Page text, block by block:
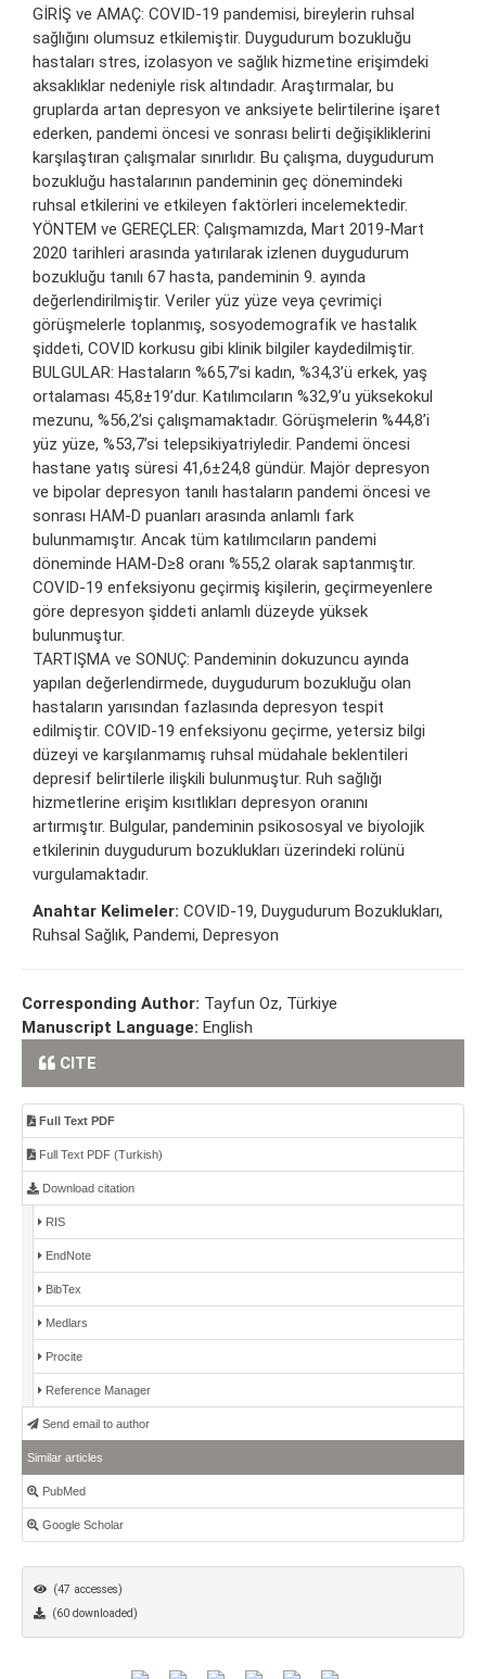
GİRİŞ ve AMAÇ: COVID-19 pandemisi, bireylerin ruhsal
sağlığını olumsuz etkilemiştir. Duygudurum bozukluğu
hastaları stres, izolasyon ve sağlık hizmetine erişimdeki
aksaklıklar nedeniyle risk altındadır. Araştırmalar, bu
gruplarda artan depresyon ve anksiyete belirtilerine işaret
ederken, pandemi öncesi ve sonrası belirti değişikliklerini
karşılaştıran çalışmalar sınırlıdır. Bu çalışma, duygudurum
bozukluğu hastalarının pandeminin geç dönemindeki
ruhsal etkilerini ve etkileyen faktörleri incelemektedir.
YÖNTEM ve GEREÇLER: Çalışmamızda, Mart 2019-Mart
2020 tarihleri arasında yatırılarak izlenen duygudurum
bozukluğu tanılı 67 hasta, pandeminin 9. ayında
değerlendirilmiştir. Veriler yüz yüze veya çevrimiçi
görüşmelerle toplanmış, sosyodemografik ve hastalık
şiddeti, COVID korkusu gibi klinik bilgiler kaydedilmiştir.
BULGULAR: Hastaların %65,7’si kadın, %34,3’ü erkek, yaş
ortalaması 45,8±19’dur. Katılımcıların %32,9’u yüksekokul
mezunu, %56,2’si çalışmamaktadır. Görüşmelerin %44,8’i
yüz yüze, %53,7’si telepsikiyatriyledir. Pandemi öncesi
hastane yatış süresi 41,6±24,8 gündür. Majör depresyon
ve bipolar depresyon tanılı hastaların pandemi öncesi ve
sonrası HAM-D puanları arasında anlamlı fark
bulunmamıştır. Ancak tüm katılımcıların pandemi
döneminde HAM-D≥8 oranı %55,2 olarak saptanmıştır.
COVID-19 enfeksiyonu geçirmiş kişilerin, geçirmeyenlere
göre depresyon şiddeti anlamlı düzeyde yüksek
bulunmuştur.
TARTIŞMA ve SONUÇ: Pandeminin dokuzuncu ayında
yapılan değerlendirmede, duygudurum bozukluğu olan
hastaların yarısından fazlasında depresyon tespit
edilmiştir. COVID-19 enfeksiyonu geçirme, yetersiz bilgi
düzeyi ve karşılanmamış ruhsal müdahale beklentileri
depresif belirtilerle ilişkili bulunmuştur. Ruh sağlığı
hizmetlerine erişim kısıtlıkları depresyon oranını
artırmıştır. Bulgular, pandeminin psikososyal ve biyolojik
etkilerinin duygudurum bozuklukları üzerindeki rolünü
vurgulamaktadır.
Anahtar Kelimeler: COVID-19, Duygudurum Bozuklukları,
Ruhsal Sağlık, Pandemi, Depresyon
Corresponding Author: Tayfun Oz, Türkiye
Manuscript Language: English
CITE
Full Text PDF
Full Text PDF (Turkish)
Download citation
RIS
EndNote
BibTex
Medlars
Procite
Reference Manager
Send email to author
Similar articles
PubMed
Google Scholar
(47 accesses)
(60 downloaded)